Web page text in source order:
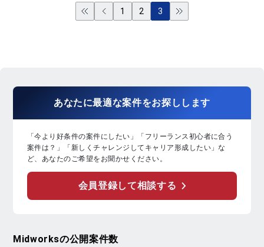
1 2 3
あなたに最適な案件をお探し します
「今より好条件の案件にしたい」「フリーランス初心者に合う
案件は？」「新しくチャレンジしてキャリア形成したい」な
ど、あなたのご希望をお聞かせください。
会員登録して相談する
Midworksの公開案件数